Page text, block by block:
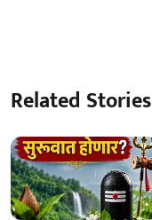
Related Stories